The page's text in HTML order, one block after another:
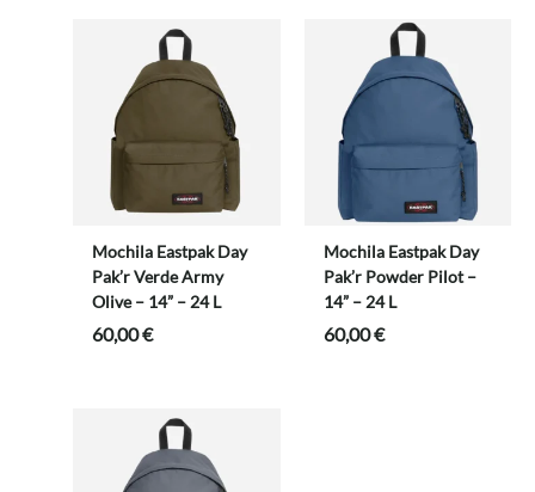
Mochila Eastpak Day
Pak’r Verde Army
Olive – 14” – 24 L
60,00€
Mochila Eastpak Day
Pak’r Powder Pilot –
14” – 24 L
60,00€